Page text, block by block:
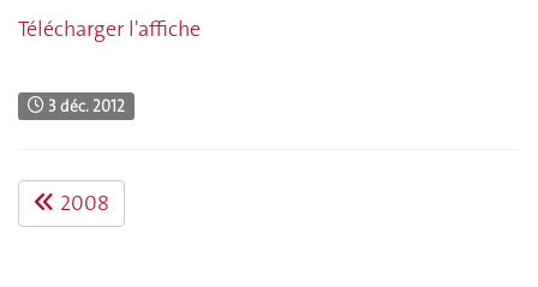
Télécharger l'affiche
3 déc. 2012
2008